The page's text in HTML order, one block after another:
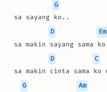
G
sa sayang ko..
D
Em
sa makin sayang sama
D
C
sa makin cinta sama ko
G
Am